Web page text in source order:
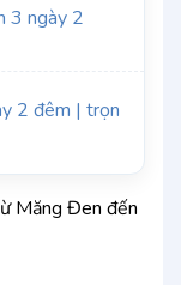
3 ngày 2
2 đêm | trọn
Măng Đen đến